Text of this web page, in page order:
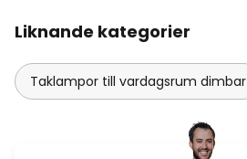
Liknande kategorier
Taklampor till vardagsrum dimbar